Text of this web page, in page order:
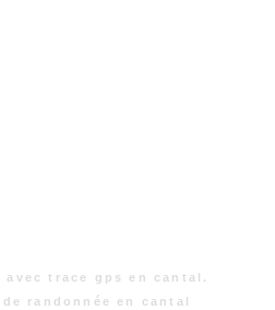
avec trace gps en cantal.
randonnée en cantal